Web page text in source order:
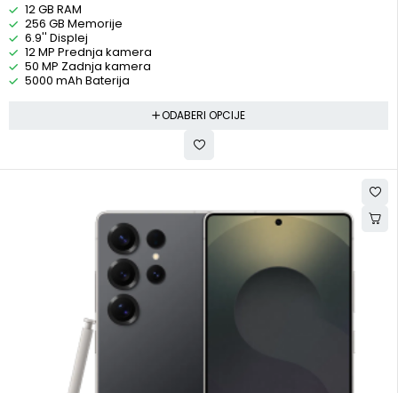
12 GB RAM
256 GB Memorije
6.9'' Displej
12 MP Prednja kamera
50 MP Zadnja kamera
5000 mAh Baterija
ODABERI OPCIJE